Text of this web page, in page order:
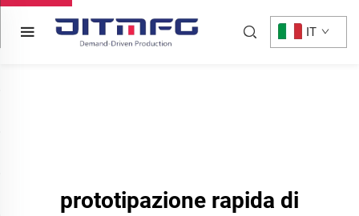
IT
prototipazione rapida di